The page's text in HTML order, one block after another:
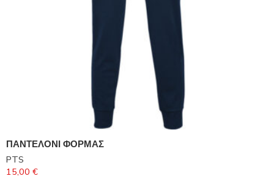
ΠΑΝΤΕΛΟΝΙ ΦΟΡΜΑΣ
PTS
15,00 €